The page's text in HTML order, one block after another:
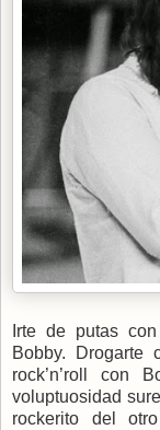
Irte de putas
Bobby. Drogarte
rock’n’roll con
voluptuosidad
rockerito del